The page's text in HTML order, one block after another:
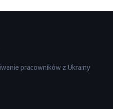
pracowników z Ukrainy